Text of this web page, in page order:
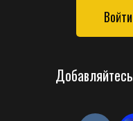
Войти